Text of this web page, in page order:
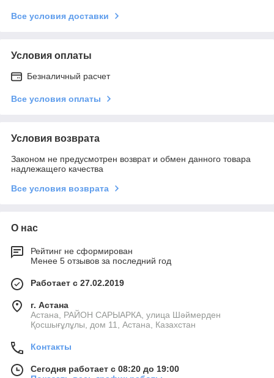
Все условия доставки
Условия оплаты
Безналичный расчет
Все условия оплаты
Условия возврата
Законом не предусмотрен возврат и обмен данного товара
надлежащего качества
Все условия возврата
О нас
Рейтинг не сформирован
Менее 5 отзывов за последний год
Работает с 27.02.2019
г. Астана
Астана, РАЙОН САРЫАРКА, улица Шәймерден
Қосшығұлұлы, дом 11, Астана, Казахстан
Контакты
Сегодня работает с 08:20 до 19:00